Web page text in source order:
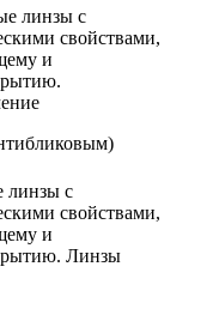
линзы с
свойствами,
и
линзы с
свойствами,
и
Линзы